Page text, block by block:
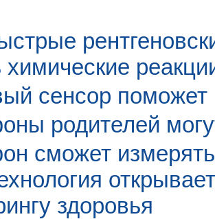
химические
сенсор
родителей
сможет
здоровья